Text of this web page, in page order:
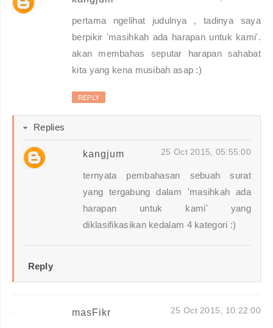
pertama ngelihat judulnya , tadinya saya
berpikir 'masihkah ada harapan untuk kami'.
akan membahas seputar harapan sahabat
kita yang kena musibah asap :)
REPLY
Replies
kangjum 25 Oct 2015, 05:55:00
ternyata pembahasan sebuah surat
yang tergabung dalam 'masihkah ada
harapan untuk kami' yang
diklasifikasikan kedalam 4 kategori :)
Reply
masFikr 25 Oct 2015, 10:22:00